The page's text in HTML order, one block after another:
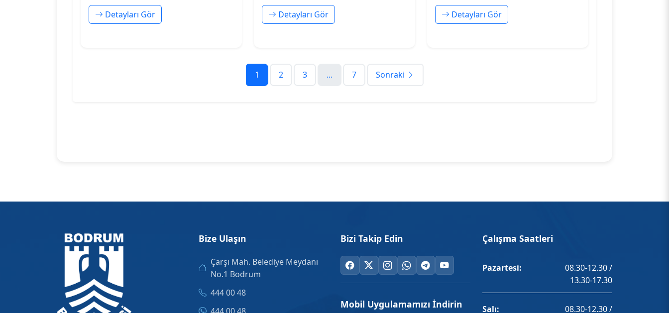
Detayları Gör Detayları Gör Detayları Gör
1 2 3 ... 7 Sonraki
Bize Ulaşın
Çarşı Mah. Belediye Meydanı
No.1 Bodrum
444 00 48
444 00 48
Bizi Takip Edin
Mobil Uygulamamızı İndirin
Çalışma Saatleri
Pazartesi:
08.30-12.30 /
13.30-17.30
Salı: 08.30-12.30 /